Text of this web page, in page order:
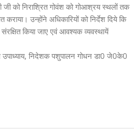
को निराश्रित गोवंश को गोआश्रय स्थलों तक
उन्होंने अधिकारियों को निर्देश दिये कि
किया जाए एवं आवश्यक व्यवस्थायें
उपाध्याय, निदेशक पशुपालन गोधन डा0 जे0के0